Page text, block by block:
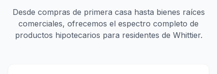
Desde compras de primera casa hasta bienes raíces
comerciales, ofrecemos el espectro completo de
productos hipotecarios para residentes de Whittier.